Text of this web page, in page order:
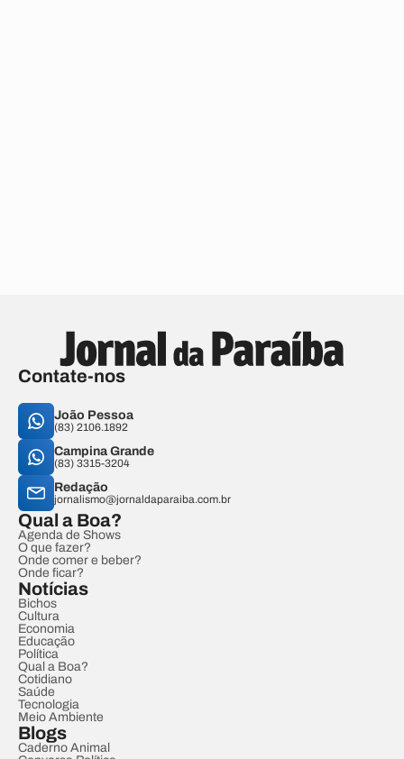
Contate-nos
João Pessoa
(83) 2106.1892
Campina Grande
(83) 3315-3204
Redação
jornalismo@jornaldaparaiba.com.br
Qual a Boa?
Agenda de Shows
O que fazer?
Onde comer e beber?
Onde ficar?
Notícias
Bichos
Cultura
Economia
Educação
Política
Qual a Boa?
Cotidiano
Saúde
Tecnologia
Meio Ambiente
Blogs
Caderno Animal